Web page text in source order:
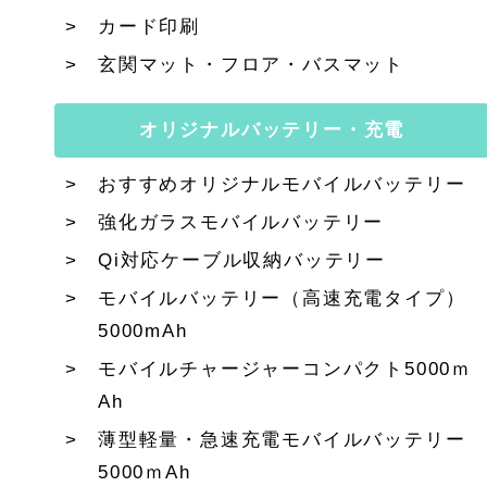
カード印刷
玄関マット・フロア・バスマット
オリジナルバッテリー・充電
おすすめオリジナルモバイルバッテリー
強化ガラスモバイルバッテリー
Qi対応ケーブル収納バッテリー
モバイルバッテリー（高速充電タイプ）
5000mAh
モバイルチャージャーコンパクト5000ｍ
Ah
薄型軽量・急速充電モバイルバッテリー
5000ｍAh